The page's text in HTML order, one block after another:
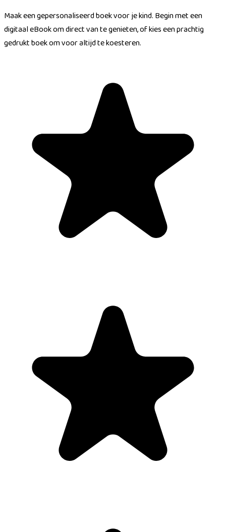
Maak een gepersonaliseerd boek voor je kind. Begin met een
digitaal eBook om direct van te genieten, of kies een prachtig
gedrukt boek om voor altijd te koesteren.